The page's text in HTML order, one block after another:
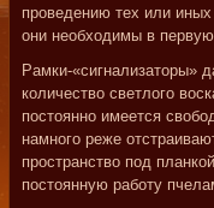
проведению тех или
они необходимы в
Рамки-«сигнализаторы»
количество светлого
постоянно имеется
намного реже
пространство под
постоянную работу